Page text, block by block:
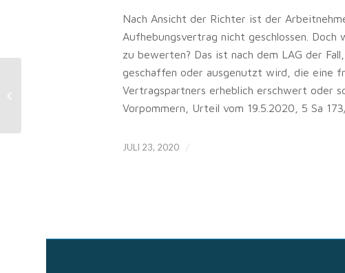
Nach Ansicht der Richter ist der
Aufhebungsvertrag nicht geschlossen. Doch
zu bewerten? Das ist nach dem LAG der
geschaffen oder ausgenutzt wird, die eine
Vertragspartners erheblich erschwert oder
Vorpommern, Urteil vom 19.5.2020, 5 Sa
JULI 23, 2020 /
schwerbehinderten Bewerbers